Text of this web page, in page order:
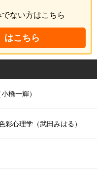
でない方はこちら
はこちら
橋一輝）
彩心理学（武田みはる）